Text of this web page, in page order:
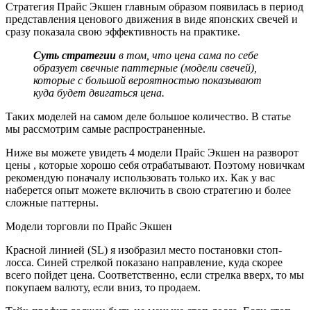
Стратегия Прайс Экшен главным образом появилась в период
представления ценового движения в виде японских свечей и
сразу показала свою эффективность на практике.
Суть стратегии в том, что цена сама по себе
образует свечные паттерные (модели свечей),
которые с большой вероятностью показывают
куда будет двигаться цена.
Таких моделей на самом деле большое количество. В статье
мы рассмотрим самые распространенные.
Ниже вы можете увидеть 4 модели Прайс Экшен на разворот
цены , которые хорошо себя отрабатывают. Поэтому новичкам
рекомендую поначалу использовать только их. Как у вас
наберется опыт можете включить в свою стратегию и более
сложные паттерны.
Модели торговли по Прайс Экшен
Красной линией (SL) я изобразил место постановки стоп-
лосса. Синей стрелкой показано направление, куда скорее
всего пойдет цена. Соответственно, если стрелка вверх, то мы
покупаем валюту, если вниз, то продаем.